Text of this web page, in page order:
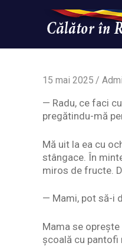
WordPress
15 mai 2025
— Radu, ce faci
pregătindu-mă
Mă uit la ea cu
stângace. În
miros de fructe.
— Mami, pot să-i
Mama se
școală cu pantofi